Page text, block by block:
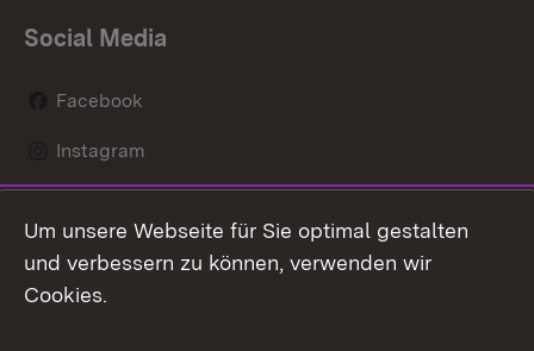
Social Media
Facebook
Instagram
Mastodon
Youtube
Um unsere Webseite für Sie optimal gestalten
und verbessern zu können, verwenden wir
Cookies.